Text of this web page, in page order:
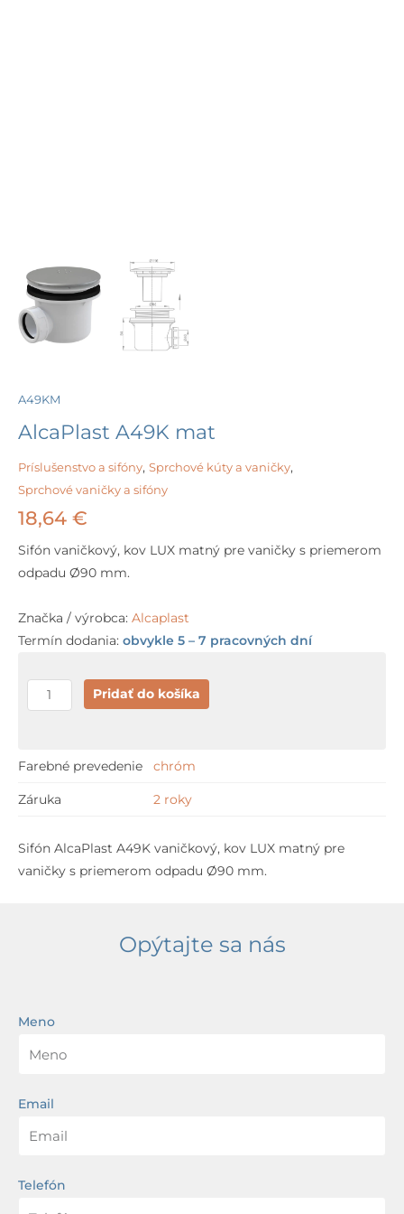
A49KM
AlcaPlast A49K mat
Príslušenstvo a sifóny, Sprchové kúty a vaničky,
Sprchové vaničky a sifóny
18,64 €
Sifón vaničkový, kov LUX matný pre vaničky s priemerom
odpadu Ø90 mm.
Značka / výrobca: Alcaplast
Termín dodania: obvykle 5 – 7 pracovných dní
množstvo
AlcaPlast
Pridať do košíka
Farebné prevedenie chróm
Záruka 2 roky
Sifón AlcaPlast A49K vaničkový, kov LUX matný pre
vaničky s priemerom odpadu Ø90 mm.
Opýtajte sa nás
Meno
Email
Telefón